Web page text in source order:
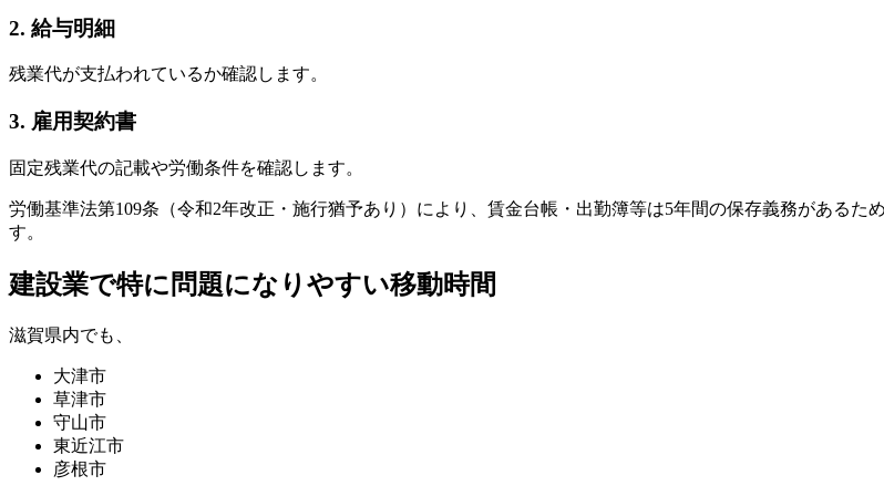
2. 給与明細
残業代が支払われているか確認します。
3. 雇用契約書
固定残業代の記載や労働条件を確認します。
労働基準法第109条（令和2年改正・施行猶予あり）により、賃金台帳・出勤簿等は5年間の保存義務がある
す。
建設業で特に問題になりやすい移動時間
滋賀県内でも、
大津市
草津市
守山市
東近江市
彦根市